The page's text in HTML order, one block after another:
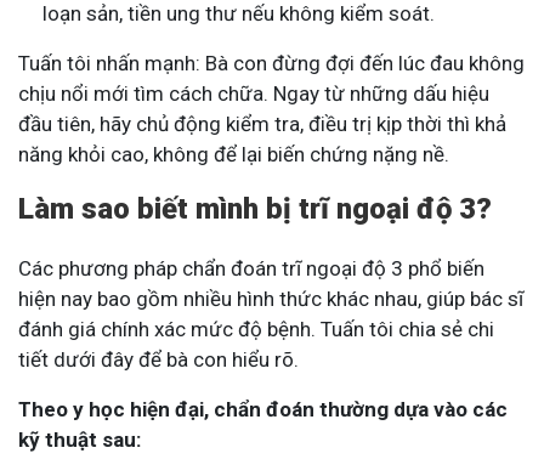
loạn sản, tiền ung thư nếu không kiểm soát.
Tuấn tôi nhấn mạnh: Bà con đừng đợi đến lúc đau không
chịu nổi mới tìm cách chữa. Ngay từ những dấu hiệu
đầu tiên, hãy chủ động kiểm tra, điều trị kịp thời thì khả
năng khỏi cao, không để lại biến chứng nặng nề.
Làm sao biết mình bị trĩ ngoại độ 3?
Các phương pháp chẩn đoán trĩ ngoại độ 3 phổ biến
hiện nay bao gồm nhiều hình thức khác nhau, giúp bác sĩ
đánh giá chính xác mức độ bệnh. Tuấn tôi chia sẻ chi
tiết dưới đây để bà con hiểu rõ.
Theo y học hiện đại, chẩn đoán thường dựa vào các
kỹ thuật sau: